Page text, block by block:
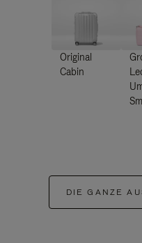
Original
Cabin
DIE GANZE